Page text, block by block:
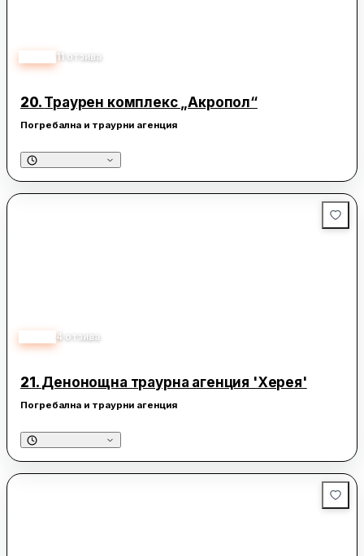
11 отзива
20. Траурен комплекс „Акропол“
Погребална и траурни агенция
4 отзива
21. Денонощна траурна агенция 'Херея'
Погребална и траурни агенция